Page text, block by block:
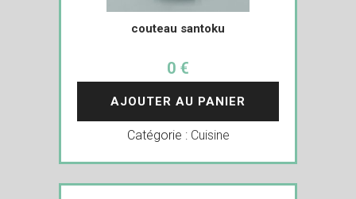
couteau santoku
0 €
AJOUTER AU PANIER
Catégorie : Cuisine